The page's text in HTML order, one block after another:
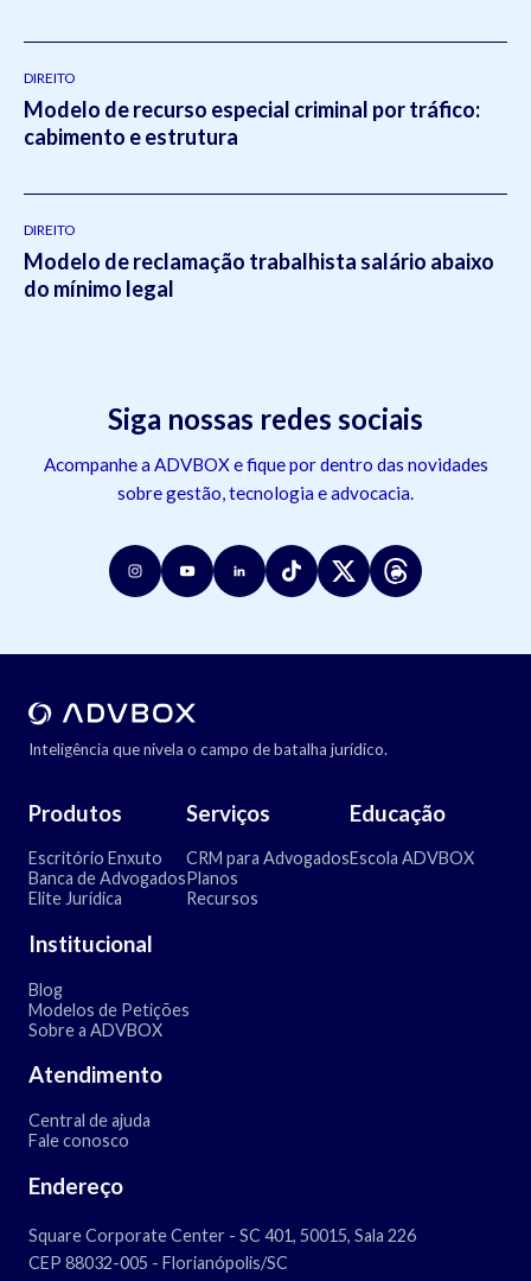
DIREITO
Modelo de recurso especial criminal por tráfico:
cabimento e estrutura
DIREITO
Modelo de reclamação trabalhista salário abaixo
do mínimo legal
Siga nossas redes sociais
Acompanhe a ADVBOX e fique por dentro das novidades
sobre gestão, tecnologia e advocacia.
Inteligência que nivela o campo de batalha jurídico.
Produtos
Escritório Enxuto
Banca de Advogados
Elite Jurídica
Serviços
CRM para Advogados
Planos
Recursos
Educação
Escola ADVBOX
Institucional
Blog
Modelos de Petições
Sobre a ADVBOX
Atendimento
Central de ajuda
Fale conosco
Endereço
Square Corporate Center - SC 401, 50015, Sala 226
CEP 88032-005 - Florianópolis/SC